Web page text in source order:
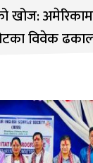
खोज:
विवेक